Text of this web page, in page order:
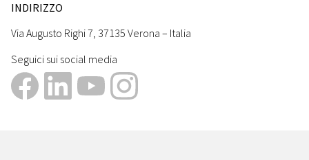
INDIRIZZO
Via Augusto Righi 7, 37135 Verona – Italia
Seguici sui social media